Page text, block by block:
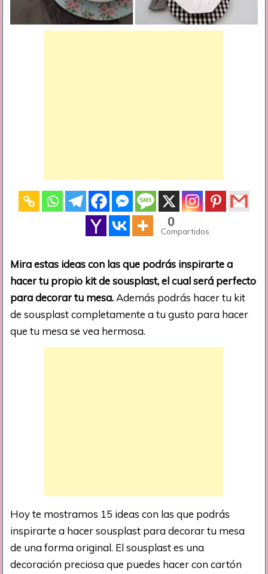
0
Compartidos
Mira estas ideas con las que podrás inspirarte a
hacer tu propio kit de sousplast, el cual será perfecto
para decorar tu mesa. Además podrás hacer tu kit
de sousplast completamente a tu gusto para hacer
que tu mesa se vea hermosa.
Hoy te mostramos 15 ideas con las que podrás
inspirarte a hacer sousplast para decorar tu mesa
de una forma original. El sousplast es una
decoración preciosa que puedes hacer con cartón